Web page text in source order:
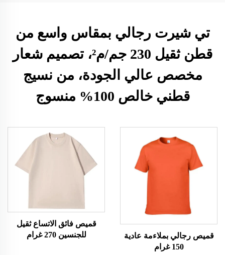
تي شيرت رجالي بمقاس واسع من
قطن ثقيل 230 جم/م²، تصميم شعار
مخصص عالي الجودة، من نسيج
قطني خالص 100% منسوج
قميص رجالي بملاءمة عادية
150 غرام
قميص فائق الاتساع ثقيل
للجنسين 270 غرام